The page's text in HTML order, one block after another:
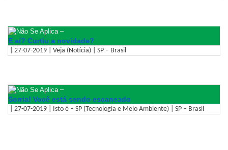
–
E aí? Curtiu a novidade?
| 27-07-2019 | Veja (Notícia) | SP – Brasil
–
Sorria! Você está sendo escaneado
| 27-07-2019 | Isto é – SP (Tecnologia e Meio Ambiente) | SP – Brasil